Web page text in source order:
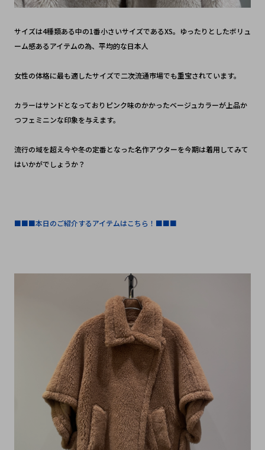
サイズは4種類ある中の1番小さいサイズであるXS。ゆったりとしたボリュ
ーム感あるアイテムの為、平均的な日本人
女性の体格に最も適したサイズで二次流通市場でも重宝されています。
カラーはサンドとなっておりピンク味のかかったベージュカラーが上品か
つフェミニンな印象を与えます。
流行の域を超え今や冬の定番となった名作アウターを今期は着用してみて
はいかがでしょうか？
■■■本日のご紹介するアイテムはこちら！■■■